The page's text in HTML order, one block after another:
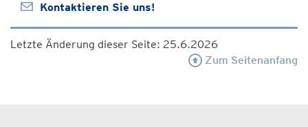
Kontaktieren Sie uns!
Letzte Änderung dieser Seite: 25.6.2026
Zum Seitenanfang